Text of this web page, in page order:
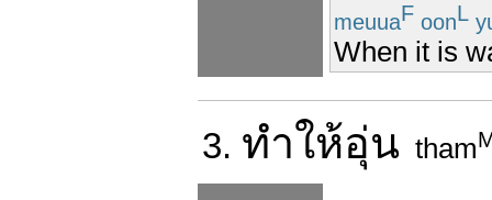
meuuaF oonL
When it is
3. ทำให้อุ่น tham